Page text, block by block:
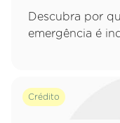
Descubra por
emergência é
Crédito